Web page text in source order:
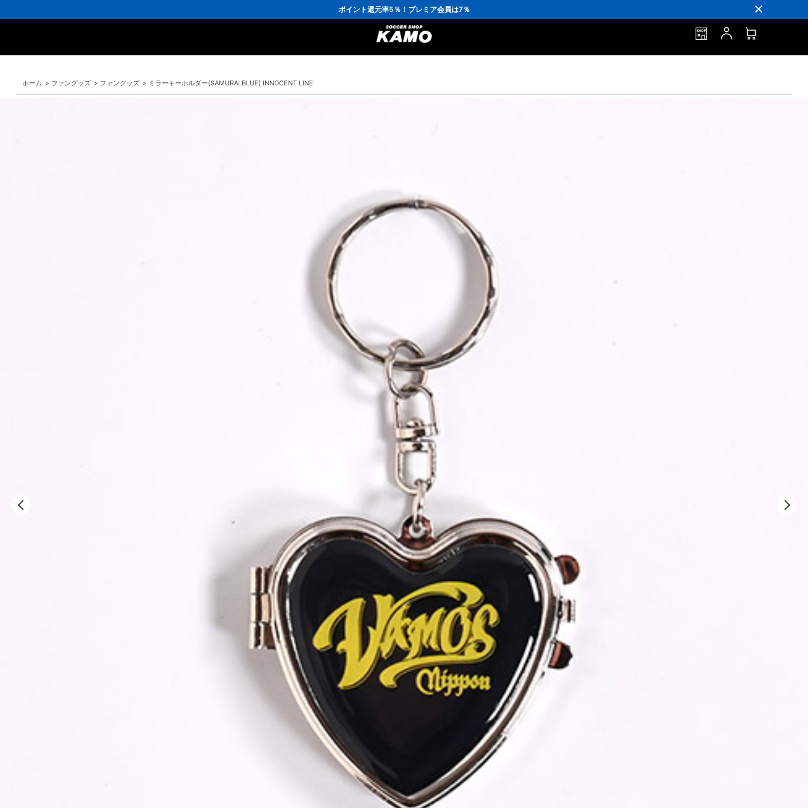
ポイント還元率5％！プレミア会員は7％
会員の方にはお誕生月に「10％OFFクーポン」プレゼント！
16,000円(税込)以上でシューズケースプレゼント！
3,300円(税込)以上で送料無料！
ホーム > ファングッズ > ファングッズ > ミラーキーホルダー(SAMURAI BLUE) INNOCENT LINE